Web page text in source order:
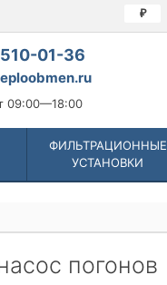
₽
01-36
09:00—18:00
ФИЛЬТРАЦИОННЫЕ
УСТАНОВКИ
погонов